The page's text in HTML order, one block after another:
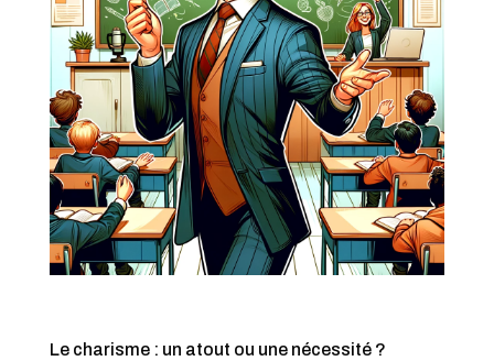
Le charisme : un atout ou une nécessité ?